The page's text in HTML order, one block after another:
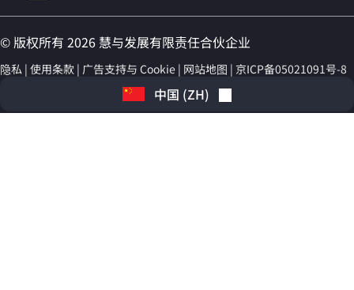
© 版权所有 2026 慧与发展有限责任合伙企业
隐私 使用条款 广告支持与 Cookie 网站地图 京ICP备05021091号-8
中国 (ZH)